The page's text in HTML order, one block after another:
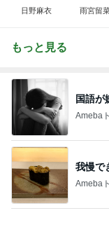
日野麻衣 雨宮留
もっと見る
国語が
Ameba
我慢で
Ameba